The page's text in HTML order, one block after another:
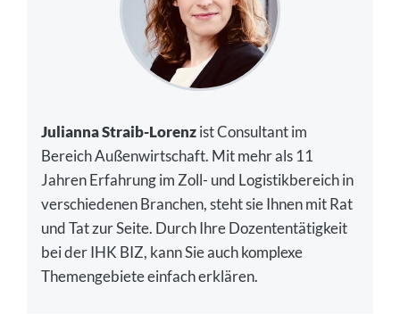
Julianna Straib-Lorenzist Consultant im
Bereich Außenwirtschaft. Mit mehr als 11
Jahren Erfahrung im Zoll- und Logistikbereich in
verschiedenen Branchen, steht sie Ihnen mit Rat
und Tat zur Seite. Durch Ihre Dozententätigkeit
bei der IHK BIZ, kann Sie auch komplexe
Themengebiete einfach erklären.